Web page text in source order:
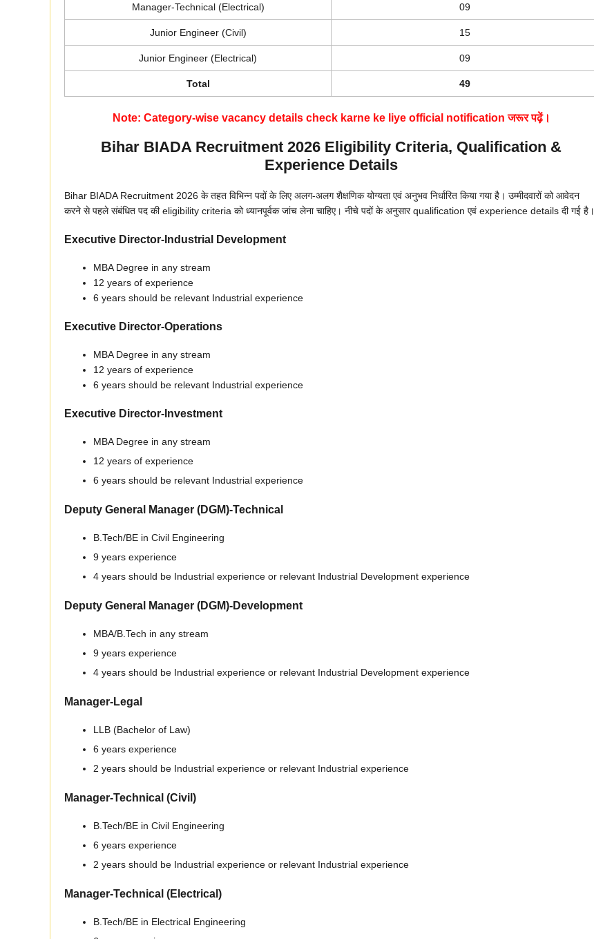
Manager-Technical (Electrical) 09
Junior Engineer (Civil) 15
Junior Engineer (Electrical) 09
Total 49
Note: Category-wise vacancy details check karne ke liye official notification जरूर पढ़ें।
Bihar BIADA Recruitment 2026 Eligibility Criteria, Qualification &
Experience Details
Bihar BIADA Recruitment 2026 के तहत विभिन्न पदों के लिए अलग-अलग शैक्षणिक योग्यता एवं अनुभव निर्धारित किया गया है। उम्मीदवारों को आवेदन
करने से पहले संबंधित पद की eligibility criteria को ध्यानपूर्वक जांच लेना चाहिए। नीचे पदों के अनुसार qualification एवं experience details दी गई है।
Executive Director-Industrial Development
MBA Degree in any stream
12 years of experience
6 years should be relevant Industrial experience
Executive Director-Operations
MBA Degree in any stream
12 years of experience
6 years should be relevant Industrial experience
Executive Director-Investment
MBA Degree in any stream
12 years of experience
6 years should be relevant Industrial experience
Deputy General Manager (DGM)-Technical
B.Tech/BE in Civil Engineering
9 years experience
4 years should be Industrial experience or relevant Industrial Development experience
Deputy General Manager (DGM)-Development
MBA/B.Tech in any stream
9 years experience
4 years should be Industrial experience or relevant Industrial Development experience
Manager-Legal
LLB (Bachelor of Law)
6 years experience
2 years should be Industrial experience or relevant Industrial experience
Manager-Technical (Civil)
B.Tech/BE in Civil Engineering
6 years experience
2 years should be Industrial experience or relevant Industrial experience
Manager-Technical (Electrical)
B.Tech/BE in Electrical Engineering